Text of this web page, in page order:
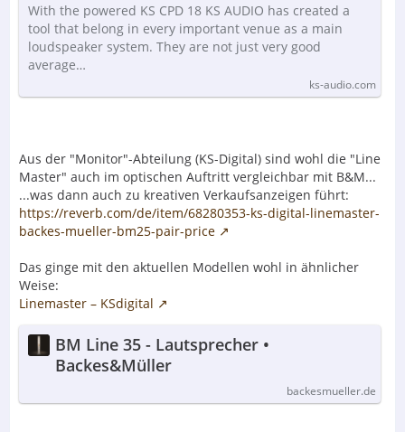
With the powered KS CPD 18 KS AUDIO has created a
tool that belong in every important venue as a main
loudspeaker system. They are not just very good
average…
ks-audio.com
Aus der "Monitor"-Abteilung (KS-Digital) sind wohl die "Line
Master" auch im optischen Auftritt vergleichbar mit B&M...
...was dann auch zu kreativen Verkaufsanzeigen führt:
https://reverb.com/de/item/68280353-ks-digital-linemaster-
backes-mueller-bm25-pair-price
Das ginge mit den aktuellen Modellen wohl in ähnlicher
Weise:
Linemaster – KSdigital
BM Line 35 - Lautsprecher •
Backes&Müller
backesmueller.de